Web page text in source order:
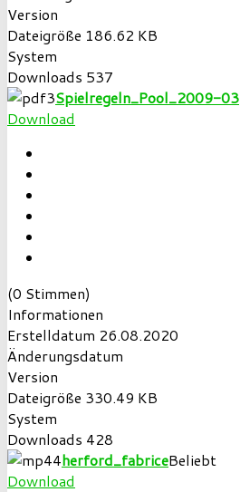
Version
Dateigröße 186.62 KB
System
Downloads 537
Spielregeln_Pool_2009-03
Download
(0 Stimmen)
Informationen
Erstelldatum 26.08.2020
Änderungsdatum
Version
Dateigröße 330.49 KB
System
Downloads 428
herford_fabriceBeliebt
Download